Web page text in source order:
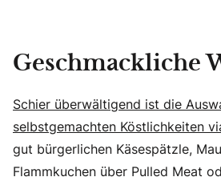
Geschmackliche
Schier überwältigend ist die
selbstgemachten Köstlichkeiten
gut bürgerlichen Käsespätzle,
Flammkuchen über Pulled Meat